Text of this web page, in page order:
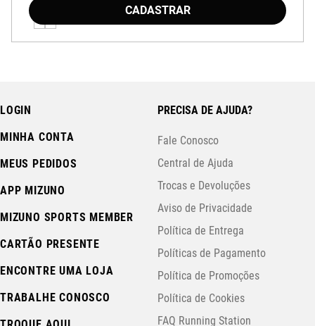
CADASTRAR
LOGIN
MINHA CONTA
MEUS PEDIDOS
APP MIZUNO
MIZUNO SPORTS MEMBER
CARTÃO PRESENTE
ENCONTRE UMA LOJA
TRABALHE CONOSCO
PRECISA DE AJUDA?
Fale Conosco
Central de Ajuda
Trocas e Devoluções
Aviso de Privacidade
Política de Entrega
Políticas de Pagamento
Política de Promoções
Política de Cookies
FAQ Running Station